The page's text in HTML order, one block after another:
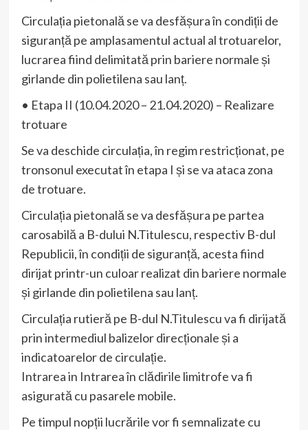
Circulația pietonală se va desfășura în condiții de
siguranță pe amplasamentul actual al trotuarelor,
lucrarea fiind delimitată prin bariere normale și
girlande din polietilena sau lanț.
• Etapa II (10.04.2020 – 21.04.2020) – Realizare
trotuare
Se va deschide circulația, în regim restricționat, pe
tronsonul executat în etapa I și se va ataca zona
de trotuare.
Circulația pietonală se va desfășura pe partea
carosabilă a B-dului N.Titulescu, respectiv B-dul
Republicii, în condiții de siguranță, acesta fiind
dirijat printr-un culoar realizat din bariere normale
și girlande din polietilena sau lanț.
Circulația rutieră pe B-dul N.Titulescu va fi dirijată
prin intermediul balizelor direcționale și a
indicatoarelor de circulație.
Intrarea in Intrarea în clădirile limitrofe va fi
asigurată cu pasarele mobile.
Pe timpul nopții lucrările vor fi semnalizate cu